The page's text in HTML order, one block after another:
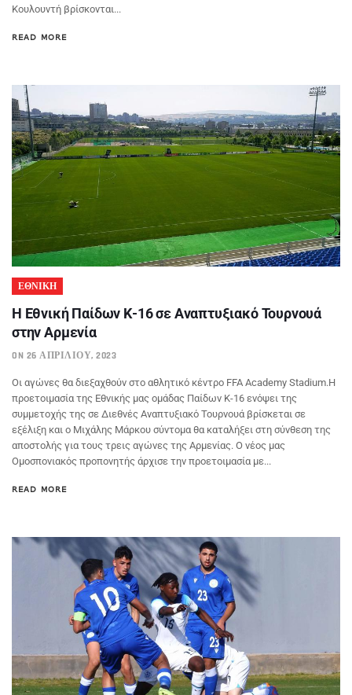
Κουλουντή βρίσκονται...
READ MORE
ΕΘΝΙΚΗ
Η Εθνική Παίδων Κ-16 σε Αναπτυξιακό Τουρνουά
στην Αρμενία
ON 26 ΑΠΡΙΛΊΟΥ, 2023
Οι αγώνες θα διεξαχθούν στο αθλητικό κέντρο FFA Academy Stadium.Η
προετοιμασία της Εθνικής μας ομάδας Παίδων Κ-16 ενόψει της
συμμετοχής της σε Διεθνές Αναπτυξιακό Τουρνουά βρίσκεται σε
εξέλιξη και ο Μιχάλης Μάρκου σύντομα θα καταλήξει στη σύνθεση της
αποστολής για τους τρεις αγώνες της Αρμενίας. Ο νέος μας
Ομοσπονιακός προπονητής άρχισε την προετοιμασία με...
READ MORE